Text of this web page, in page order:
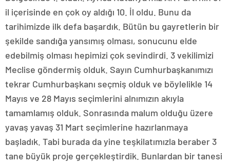
il içerisinde en çok oy aldığı 10. İl oldu. Bunu da
tarihimizde ilk defa başardık. Bütün bu gayretlerin bir
şekilde sandığa yansımış olması, sonucunu elde
edebilmiş olması hepimizi çok sevindirdi. 3 vekilimizi
Meclise göndermiş olduk. Sayın Cumhurbaşkanımızı
tekrar Cumhurbaşkanı seçmiş olduk ve böylelikle 14
Mayıs ve 28 Mayıs seçimlerini alnımızın akıyla
tamamlamış olduk. Sonrasında malum olduğu üzere
yavaş yavaş 31 Mart seçimlerine hazırlanmaya
başladık. Tabi burada da yine teşkilatımızla beraber 3
tane büyük proje gerçekleştirdik. Bunlardan bir tanesi